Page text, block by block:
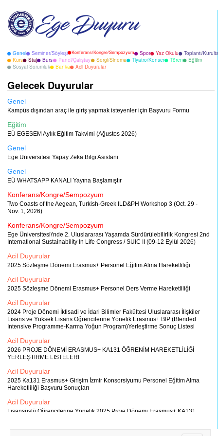
Genel Seminer/Söyleşi Konferans/Kongre/Sempozyum Spor Yaz Okulu
Toplantı/
Kurs
Staj Burs Panel/Çalıştay Sergi/Sinema Tiyatro/Konser Tören
Eğitim
Sosyal Sorumluk
Banka Acil Duyurular
Gelecek Duyurular
Genel
Kampüs dışından araç ile giriş yapmak isteyenler için Başvuru Formu
Eğitim
EÜ EGESEM Aylık Eğitim Takvimi (Ağustos 2026)
Genel
Ege Üniversitesi Yapay Zeka Bilgi Asistanı
Genel
EÜ WHATSAPP KANALI Yayına Başlamıştır
Konferans/Kongre/Sempozyum
Two Coasts of the Aegean, Turkish-Greek ILD&PH Workshop 3 (Oct. 29 -
Nov. 1, 2026)
Konferans/Kongre/Sempozyum
Ege Üniversitesi\'nde 2. Uluslararası Yaşamda Sürdürülebilirlik Kongresi 2nd
International Sustainability In Life Congress / SUIC II (09-12 Eylül 2026)
Acil Duyurular
2025 Sözleşme Dönemi Erasmus+ Personel Eğitim Alma Hareketliliği
Acil Duyurular
2025 Sözleşme Dönemi Erasmus+ Personel Ders Verme Hareketliliği
Acil Duyurular
2024 Proje Dönemi İktisadi ve İdari Bilimler Fakültesi Uluslararası İlişkiler
Lisans ve Yüksek Lisans Öğrencilerine Yönelik Erasmus+ BIP (Blended
Intensive Programme-Karma Yoğun Program)Yerleştirme Sonuç Listesi
Acil Duyurular
2026 PROJE DÖNEMİ ERASMUS+ KA131 ÖĞRENİM HAREKETLİLİĞİ
YERLEŞTİRME LİSTELERİ
Acil Duyurular
2025 Ka131 Erasmus+ Girişim İzmir Konsorsiyumu Personel Eğitim Alma
Hareketliliği Başvuru Sonuçları
Acil Duyurular
Lisansüstü Öğrencilerine Yönelik 2025 Proje Dönemi Erasmus+ KA131